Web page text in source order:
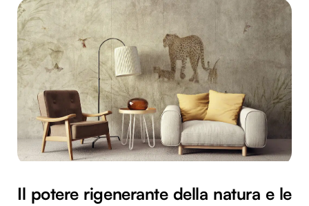
Il potere rigenerante della natura e le